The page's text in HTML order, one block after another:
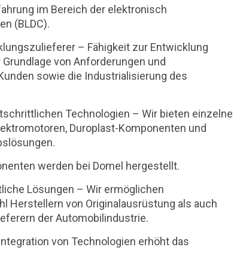
im Bereich der elektronisch
(BLDC).
– Fähigkeit zur Entwicklung
von Anforderungen und
sowie die Industrialisierung des
Technologien – Wir bieten einzelne
Duroplast-Komponenten und
werden bei Domel hergestellt.
Lösungen – Wir ermöglichen
Herstellern von Originalausrüstung als auch
der Automobilindustrie.
von Technologien erhöht das